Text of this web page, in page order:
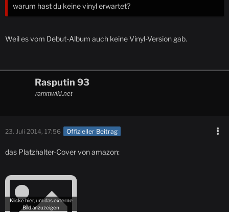
warum hast du keine vinyl erwartet?
Weil es vom Debut-Album auch keine Vinyl-Version gab.
Rasputin 93
rammwiki.net
23. Juli 2014, 17:56 Offizieller Beitrag
das Platzhalter-Cover von amazon: